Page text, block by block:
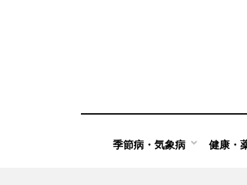
季節病・気象病 健康・